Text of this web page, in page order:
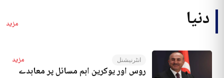
دنیا مزید
انٹرنیشنل مزید
روس اور یوکرین اہم مسائل پر معاہدے